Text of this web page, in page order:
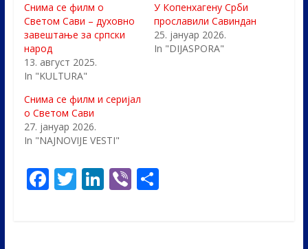
Снима се филм о
Светом Сави – духовно
завештање за српски
народ
13. август 2025.
In "KULTURA"
У Копенхагену Срби
прославили Савиндан
25. јануар 2026.
In "DIJASPORA"
Снима се филм и серијал
о Светом Сави
27. јануар 2026.
In "NAJNOVIJE VESTI"
F T Li Vi S